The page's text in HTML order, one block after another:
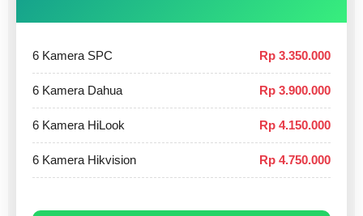
6 Kamera SPC Rp 3.350.000
6 Kamera Dahua Rp 3.900.000
6 Kamera HiLook Rp 4.150.000
6 Kamera Hikvision Rp 4.750.000